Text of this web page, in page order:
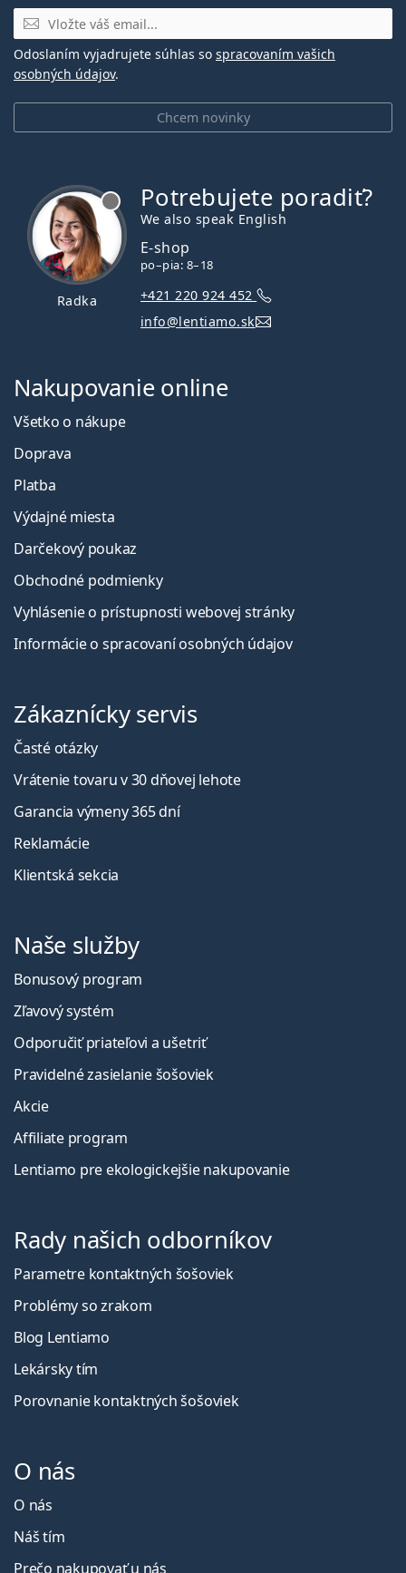
E-mail
Chcem novinky
Odoslaním vyjadrujete súhlas so spracovaním vašich
osobných údajov.
Radka
Potrebujete poradiť?
We also speak English
E-shop
po–pia: 8–18
+421 220 924 452
info@lentiamo.sk
Nakupovanie online
Všetko o nákupe
Doprava
Platba
Výdajné miesta
Darčekový poukaz
Obchodné podmienky
Vyhlásenie o prístupnosti webovej stránky
Informácie o spracovaní osobných údajov
Zákaznícky servis
Časté otázky
Vrátenie tovaru v 30 dňovej lehote
Garancia výmeny 365 dní
Reklamácie
Klientská sekcia
Naše služby
Bonusový program
Zľavový systém
Odporučiť priateľovi a ušetriť
Pravidelné zasielanie šošoviek
Akcie
Affiliate program
Lentiamo pre ekologickejšie nakupovanie
Rady našich odborníkov
Parametre kontaktných šošoviek
Problémy so zrakom
Blog Lentiamo
Lekársky tím
Porovnanie kontaktných šošoviek
O nás
O nás
Náš tím
Prečo nakupovať u nás